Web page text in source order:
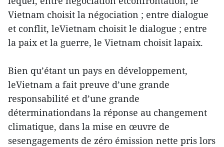
Vietnam choisit la négociation ; entre dialogue
et conflit, leVietnam choisit le dialogue ; entre
la paix et la guerre, le Vietnam choisit lapaix.
Bien qu’étant un pays en développement,
leVietnam a fait preuve d’une grande
responsabilité et d’une grande
déterminationdans la réponse au changement
climatique, dans la mise en œuvre de
sesengagements de zéro émission nette pris lors